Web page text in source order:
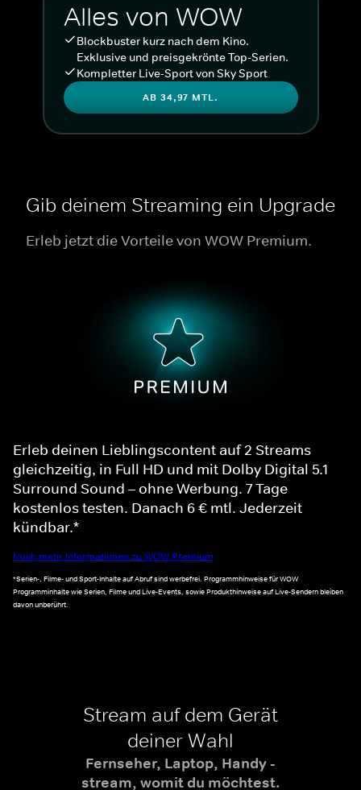
Alles von WOW
Blockbuster kurz nach dem Kino.
Exklusive und preisgekrönte Top-Serien.
Kompletter Live-Sport von Sky Sport
AB 34,97 MTL.
Gib deinem Streaming ein Upgrade
Erleb jetzt die Vorteile von WOW Premium.
Erleb deinen Lieblingscontent auf 2 Streams
gleichzeitig, in Full HD und mit Dolby Digital 5.1
Surround Sound – ohne Werbung. 7 Tage
kostenlos testen. Danach 6 € mtl. Jederzeit
kündbar.*
Noch mehr Informationen zu WOW Premium
*Serien-, Filme- und Sport-Inhalte auf Abruf sind werbefrei. Programmhinweise für WOW
Programminhalte wie Serien, Filme und Live-Events, sowie Produkthinweise auf Live-Sendern bleiben
davon unberührt.
Stream auf dem Gerät
deiner Wahl
Fernseher, Laptop, Handy -
stream, womit du möchtest.